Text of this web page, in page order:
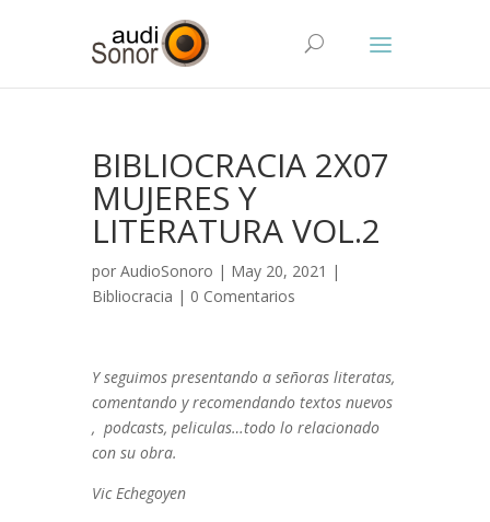
BIBLIOCRACIA 2X07
MUJERES Y
LITERATURA VOL.2
por AudioSonoro | May 20, 2021 |
Bibliocracia | 0 Comentarios
Y seguimos presentando a señoras literatas,
comentando y recomendando textos nuevos
, podcasts, peliculas…todo lo relacionado
con su obra.
Vic Echegoyen